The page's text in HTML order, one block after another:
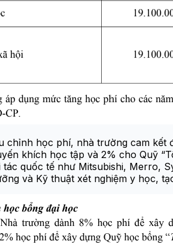
chỉnh học phí, nhà trường cam
khích học tập và 2% cho Quỹ
quốc tế như Mitsubishi, Merro,
và Kỹ thuật xét nghiệm y học,